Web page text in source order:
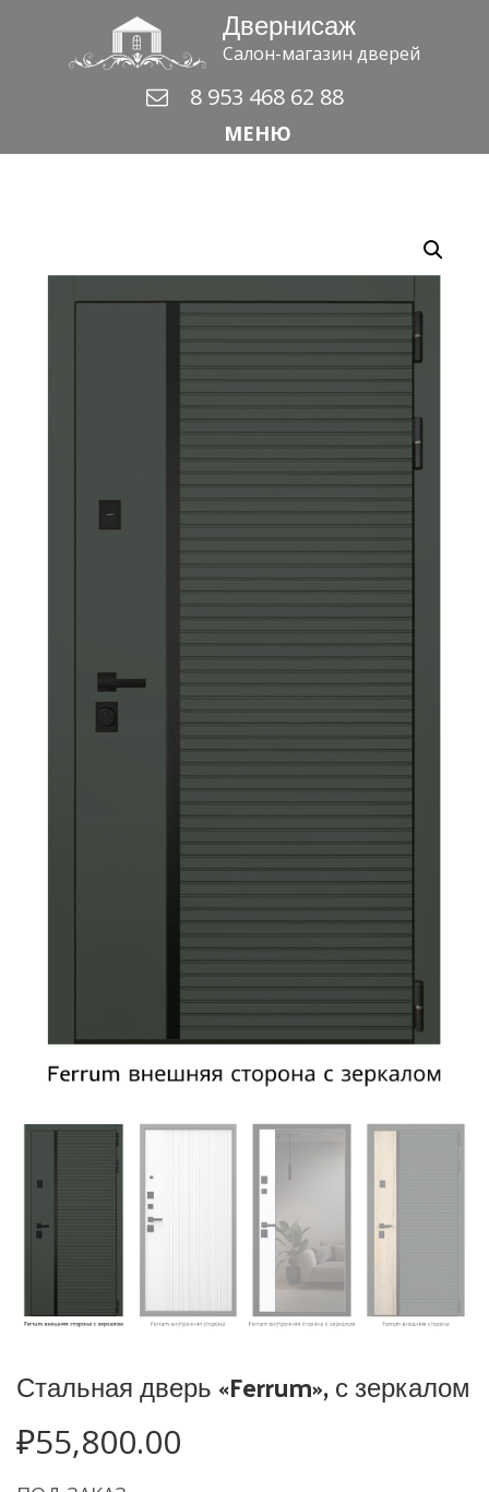
Двернисаж
Салон-магазин дверей
8 953 468 62 88
МЕНЮ
Стальная дверь «Ferrum», с зеркалом
₽55,800.00